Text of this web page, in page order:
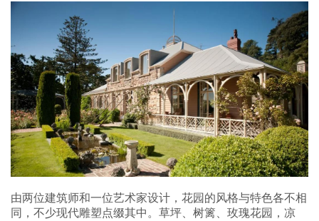
由两位建筑师和一位艺术家设计，花园的风格与特色各不相
同，不少现代雕塑点缀其中。草坪、树篱、玫瑰花园，凉